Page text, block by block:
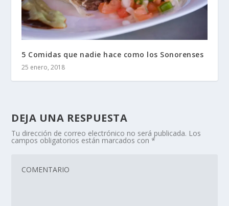
5 Comidas que nadie hace como los Sonorenses
25 enero, 2018
DEJA UNA RESPUESTA
Tu dirección de correo electrónico no será publicada. Los
campos obligatorios están marcados con*